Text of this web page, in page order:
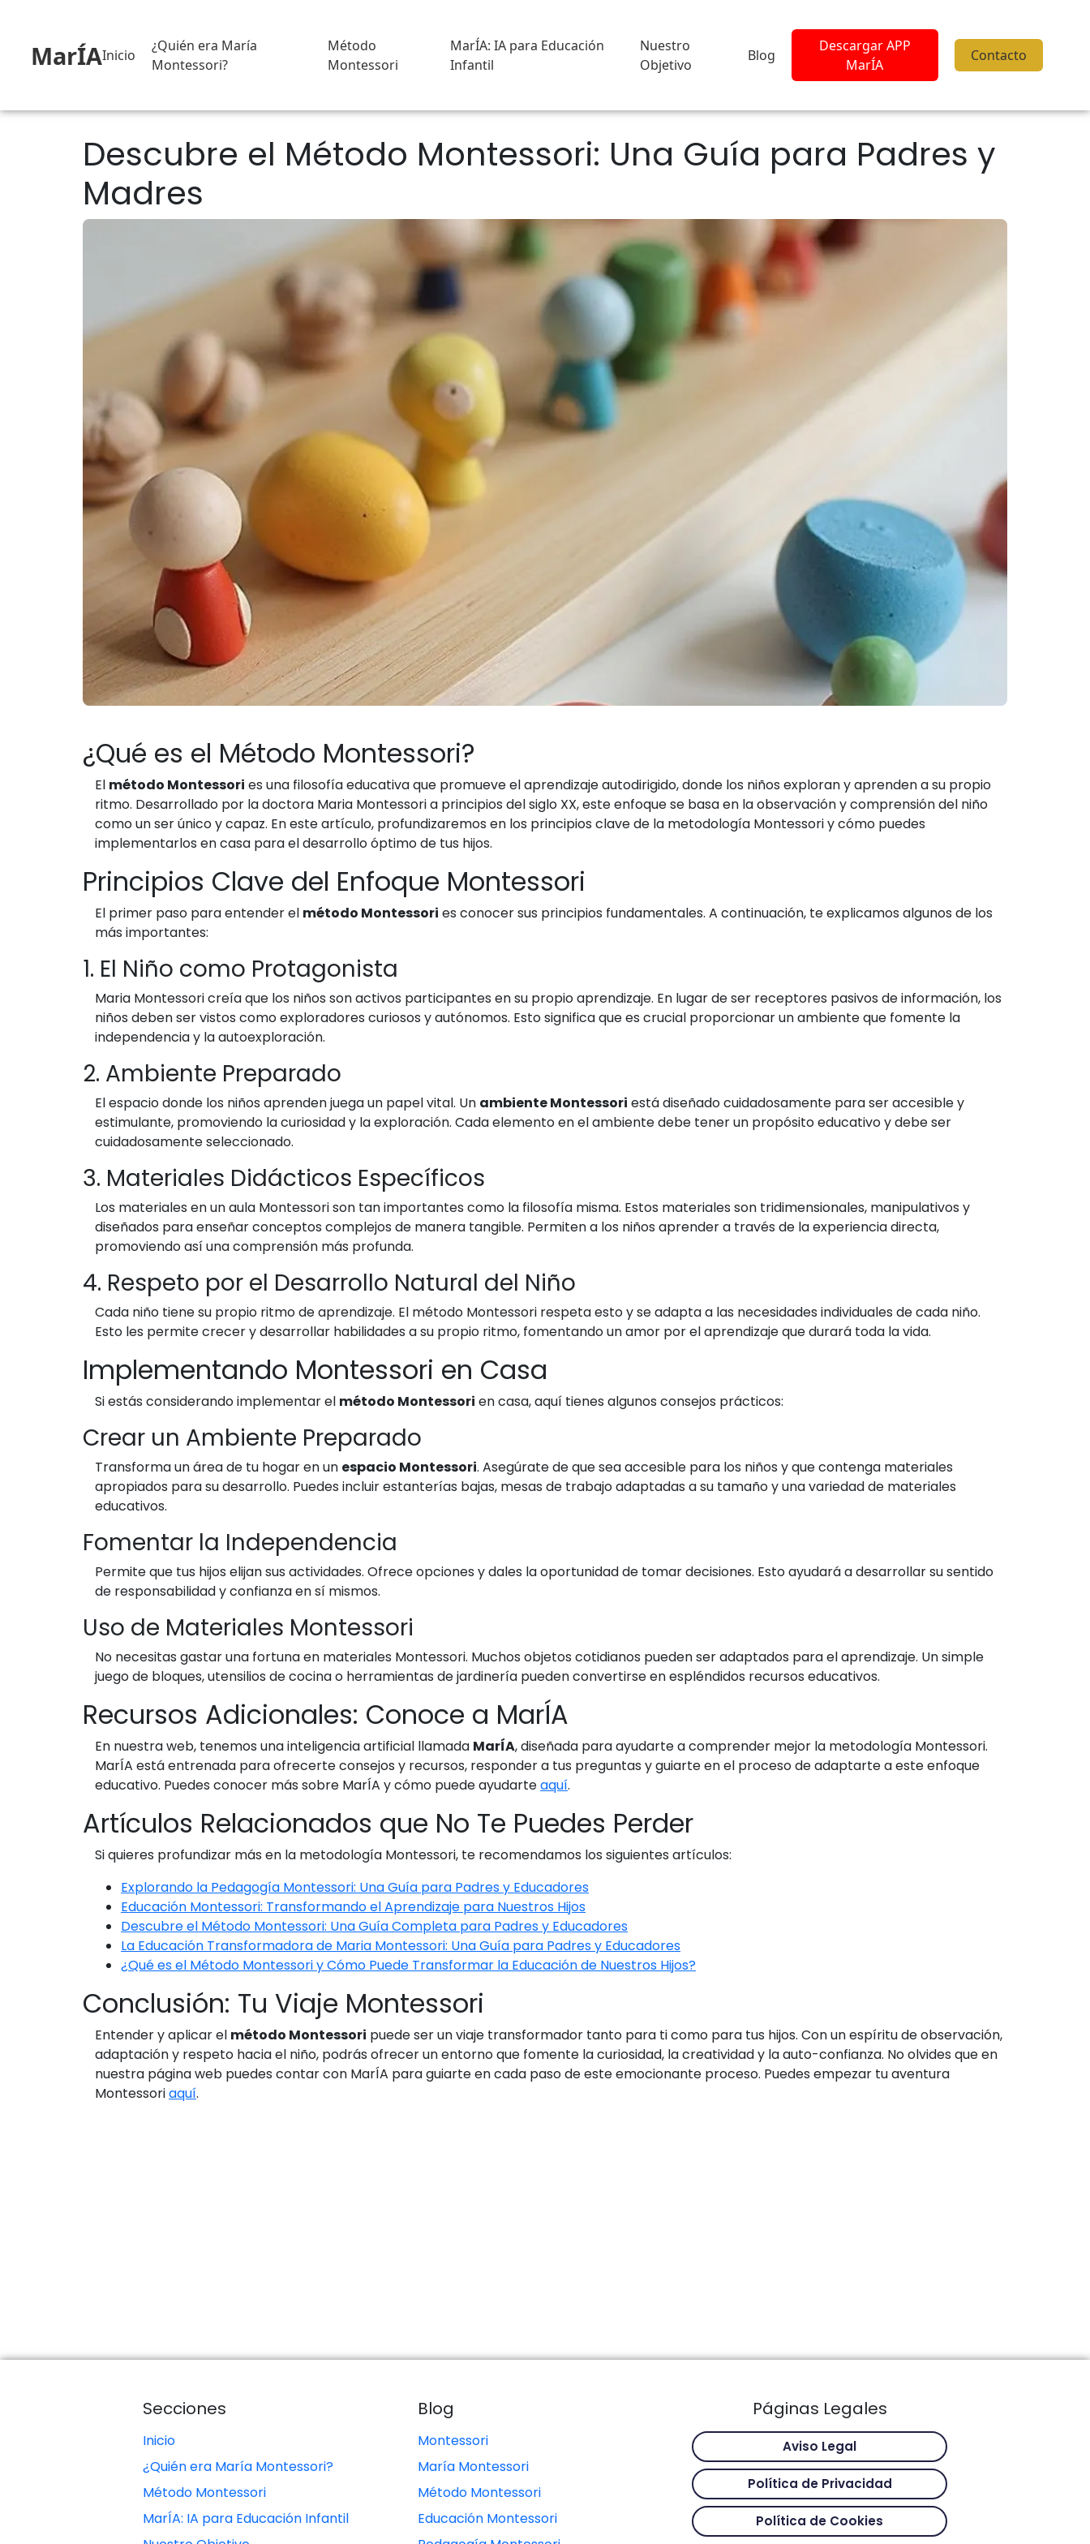
MarÍAInicio
¿Quién era María
Montessori?
Método
Montessori
MarÍA: IA para Educación
Infantil
Nuestro
Objetivo
Blog
Descargar APP
MarÍA
Contacto
Descubre el Método Montessori: Una Guía para Padres y
Madres
¿Qué es el Método Montessori?
El método Montessori es una filosofía educativa que promueve el aprendizaje autodirigido, donde los niños exploran y aprenden a su propio
ritmo. Desarrollado por la doctora Maria Montessori a principios del siglo XX, este enfoque se basa en la observación y comprensión del niño
como un ser único y capaz. En este artículo, profundizaremos en los principios clave de la metodología Montessori y cómo puedes
implementarlos en casa para el desarrollo óptimo de tus hijos.
Principios Clave del Enfoque Montessori
El primer paso para entender el método Montessori es conocer sus principios fundamentales. A continuación, te explicamos algunos de los
más importantes:
1. El Niño como Protagonista
Maria Montessori creía que los niños son activos participantes en su propio aprendizaje. En lugar de ser receptores pasivos de información, los
niños deben ser vistos como exploradores curiosos y autónomos. Esto significa que es crucial proporcionar un ambiente que fomente la
independencia y la autoexploración.
2. Ambiente Preparado
El espacio donde los niños aprenden juega un papel vital. Un ambiente Montessori está diseñado cuidadosamente para ser accesible y
estimulante, promoviendo la curiosidad y la exploración. Cada elemento en el ambiente debe tener un propósito educativo y debe ser
cuidadosamente seleccionado.
3. Materiales Didácticos Específicos
Los materiales en un aula Montessori son tan importantes como la filosofía misma. Estos materiales son tridimensionales, manipulativos y
diseñados para enseñar conceptos complejos de manera tangible. Permiten a los niños aprender a través de la experiencia directa,
promoviendo así una comprensión más profunda.
4. Respeto por el Desarrollo Natural del Niño
Cada niño tiene su propio ritmo de aprendizaje. El método Montessori respeta esto y se adapta a las necesidades individuales de cada niño.
Esto les permite crecer y desarrollar habilidades a su propio ritmo, fomentando un amor por el aprendizaje que durará toda la vida.
Implementando Montessori en Casa
Si estás considerando implementar el método Montessori en casa, aquí tienes algunos consejos prácticos:
Crear un Ambiente Preparado
Transforma un área de tu hogar en un espacio Montessori. Asegúrate de que sea accesible para los niños y que contenga materiales
apropiados para su desarrollo. Puedes incluir estanterías bajas, mesas de trabajo adaptadas a su tamaño y una variedad de materiales
educativos.
Fomentar la Independencia
Permite que tus hijos elijan sus actividades. Ofrece opciones y dales la oportunidad de tomar decisiones. Esto ayudará a desarrollar su sentido
de responsabilidad y confianza en sí mismos.
Uso de Materiales Montessori
No necesitas gastar una fortuna en materiales Montessori. Muchos objetos cotidianos pueden ser adaptados para el aprendizaje. Un simple
juego de bloques, utensilios de cocina o herramientas de jardinería pueden convertirse en espléndidos recursos educativos.
Recursos Adicionales: Conoce a MarÍA
En nuestra web, tenemos una inteligencia artificial llamada MarÍA, diseñada para ayudarte a comprender mejor la metodología Montessori.
MarÍA está entrenada para ofrecerte consejos y recursos, responder a tus preguntas y guiarte en el proceso de adaptarte a este enfoque
educativo. Puedes conocer más sobre MarÍA y cómo puede ayudarteaquí.
Artículos Relacionados que No Te Puedes Perder
Si quieres profundizar más en la metodología Montessori, te recomendamos los siguientes artículos:
Explorando la Pedagogía Montessori: Una Guía para Padres y Educadores
Educación Montessori: Transformando el Aprendizaje para Nuestros Hijos
Descubre el Método Montessori: Una Guía Completa para Padres y Educadores
La Educación Transformadora de Maria Montessori: Una Guía para Padres y Educadores
¿Qué es el Método Montessori y Cómo Puede Transformar la Educación de Nuestros Hijos?
Conclusión: Tu Viaje Montessori
Entender y aplicar el método Montessori puede ser un viaje transformador tanto para ti como para tus hijos. Con un espíritu de observación,
adaptación y respeto hacia el niño, podrás ofrecer un entorno que fomente la curiosidad, la creatividad y la auto-confianza. No olvides que en
nuestra página web puedes contar con MarÍA para guiarte en cada paso de este emocionante proceso. Puedes empezar tu aventura
Montessoriaquí.
Secciones
Inicio
¿Quién era María Montessori?
Método Montessori
MarÍA: IA para Educación Infantil
Blog
Montessori
María Montessori
Método Montessori
Educación Montessori
Páginas Legales
Aviso Legal
Política de Privacidad
Política de Cookies